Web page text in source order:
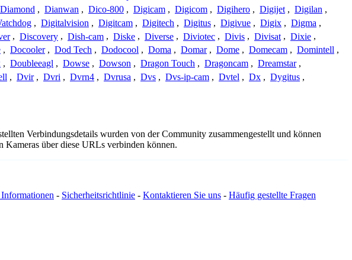
Diamond , Dianwan , Dico-800 , Digicam , Digicom , Digihero , Digijet , Digilan ,
, Digitalvision , Digitcam , Digitech , Digitus , Digivue , Digix , Digma ,
, Discovery , Dish-cam , Diske , Diverse , Diviotec , Divis , Divisat , Dixie ,
, Docooler , Dod Tech , Dodocool , Doma , Domar , Dome , Domecam , Domintell ,
, Doubleeagl , Dowse , Dowson , Dragon Touch , Dragoncam , Dreamstar ,
, Dvir , Dvri , Dvrn4 , Dvrusa , Dvs , Dvs-ip-cam , Dvtel , Dx , Dygitus ,
Verbindungsdetails wurden von der Community zusammengestellt und können
Kameras über diese URLs verbinden können.
- Sicherheitsrichtlinie - Kontaktieren Sie uns - Häufig gestellte Fragen